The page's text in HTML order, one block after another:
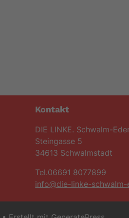
Kontakt
DIE LINKE. Schwalm-
Steingasse 5
34613 Schwalmstadt
Tel.06691 8077899
info@die-linke-schwalm-